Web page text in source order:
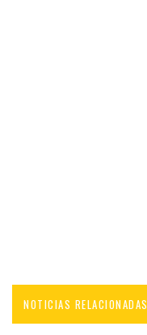
NOTICIAS RELACIONADAS